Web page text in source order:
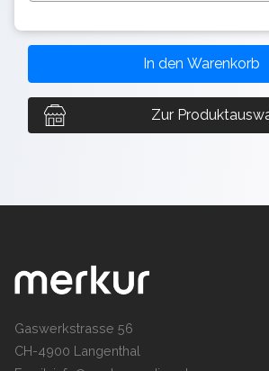
Zur
Gaswerkstrasse 56
CH-4900 Langenthal